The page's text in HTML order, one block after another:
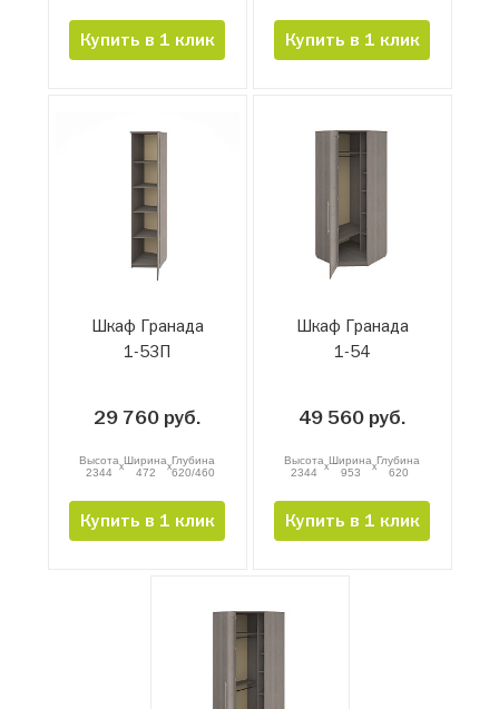
Купить в 1 клик Купить в 1 клик
Шкаф Гранада
1-53П
29 760 руб.
Высота
2344
xШирина
472
xГлубина
620/460
Купить в 1 клик
Шкаф Гранада
1-54
49 560 руб.
Высота
2344
xШирина
953
xГлубина
620
Купить в 1 клик